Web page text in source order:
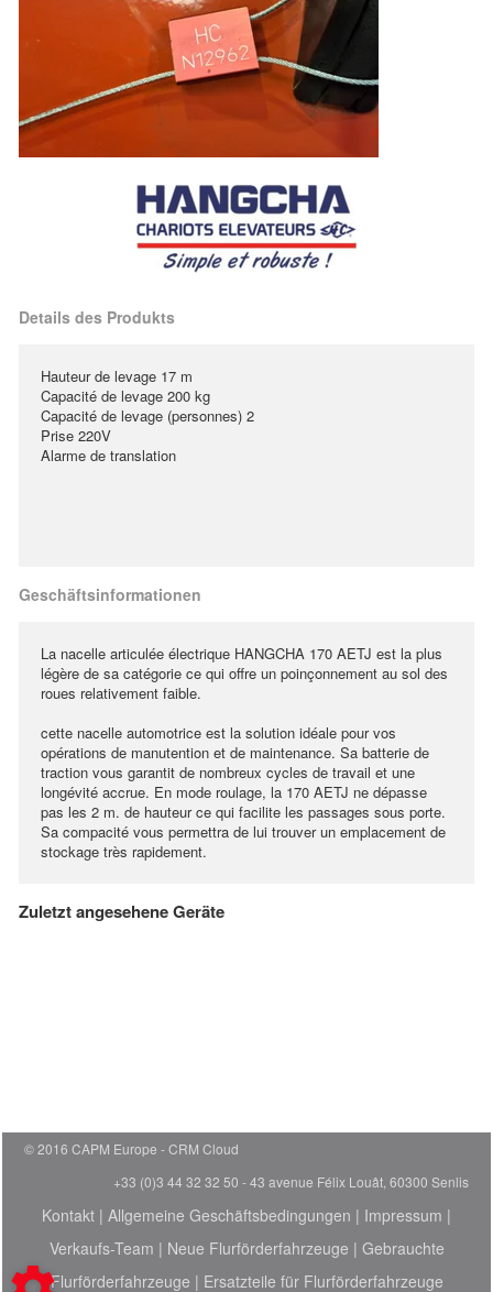
Details des Produkts
Hauteur de levage 17 m
Capacité de levage 200 kg
Capacité de levage (personnes) 2
Prise 220V
Alarme de translation
Geschäftsinformationen
La nacelle articulée électrique HANGCHA 170 AETJ est la plus
légère de sa catégorie ce qui offre un poinçonnement au sol des
roues relativement faible.
cette nacelle automotrice est la solution idéale pour vos
opérations de manutention et de maintenance. Sa batterie de
traction vous garantit de nombreux cycles de travail et une
longévité accrue. En mode roulage, la 170 AETJ ne dépasse
pas les 2 m. de hauteur ce qui facilite les passages sous porte.
Sa compacité vous permettra de lui trouver un emplacement de
stockage très rapidement.
Zuletzt angesehene Geräte
© 2016 CAPM Europe
CRM Cloud
+33 (0)3 44 32 32 50 - 43 avenue Félix Louât, 60300 Senlis
Kontakt | Allgemeine Geschäftsbedingungen | Impressum |
Verkaufs-Team | Neue Flurförderfahrzeuge | Gebrauchte
Flurförderfahrzeuge | Ersatzteile für Flurförderfahrzeuge